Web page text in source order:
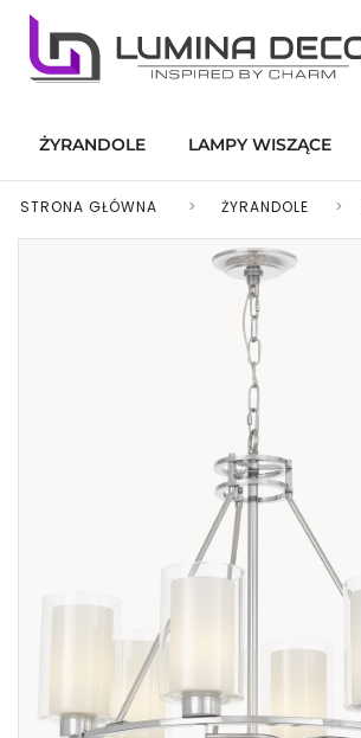
ŻYRANDOLE LAMPY WISZĄCE
STRONA GŁÓWNA > ŻYRANDOLE >